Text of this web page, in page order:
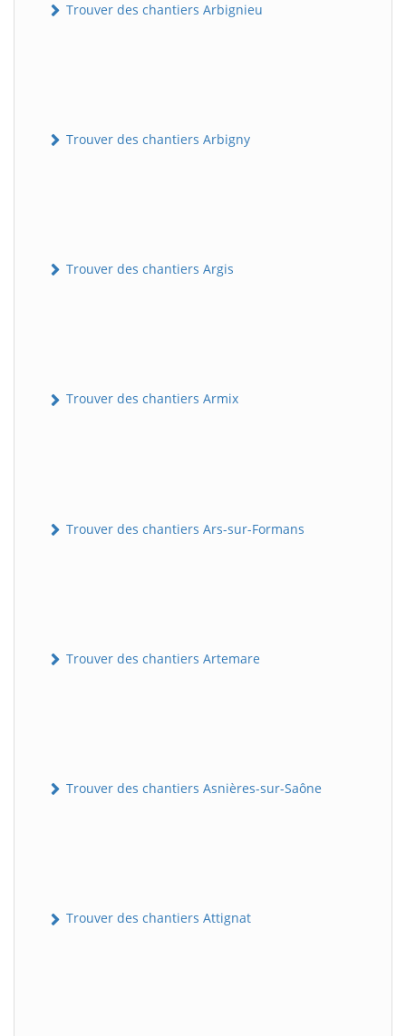
Trouver des chantiers Arbignieu
Trouver des chantiers Arbigny
Trouver des chantiers Argis
Trouver des chantiers Armix
Trouver des chantiers Ars-sur-Formans
Trouver des chantiers Artemare
Trouver des chantiers Asnières-sur-Saône
Trouver des chantiers Attignat